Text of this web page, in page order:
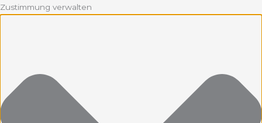
Zustimmung verwalten